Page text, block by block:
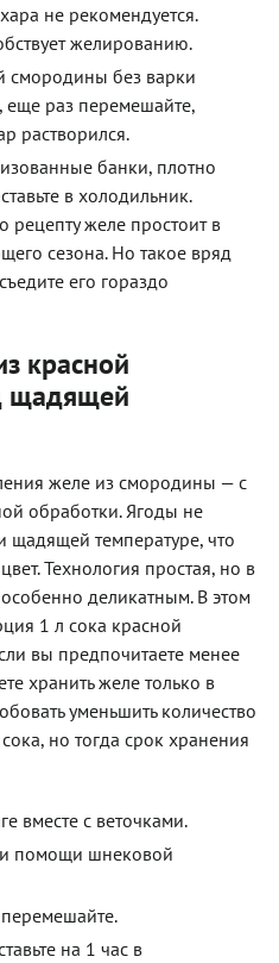
не рекомендуется.
желированию.
смородины без варки
еще раз перемешайте,
растворился.
банки, плотно
в холодильник.
рецепту желе простоит в
сезона. Но такое вряд
его гораздо
красной
щадящей
желе из смородины — с
обработки. Ягоды не
щадящей температуре, что
Технология простая, но в
особенно деликатным. В этом
1 л сока красной
вы предпочитаете менее
хранить желе только в
уменьшить количество
но тогда срок хранения
вместе с веточками.
помощи шнековой
на 1 час в